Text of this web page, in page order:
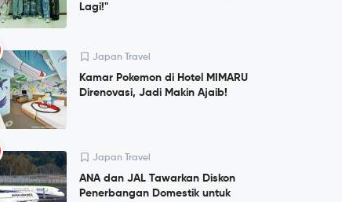
Lagi!"
Japan Travel
Kamar Pokemon di Hotel MIMARU
Direnovasi, Jadi Makin Ajaib!
Japan Travel
ANA dan JAL Tawarkan Diskon
Penerbangan Domestik untuk